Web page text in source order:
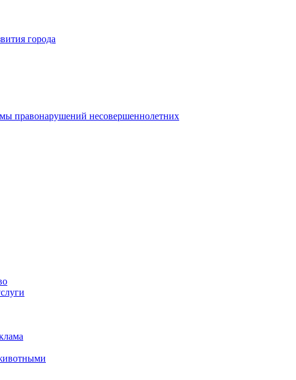
города
правонарушений несовершеннолетних